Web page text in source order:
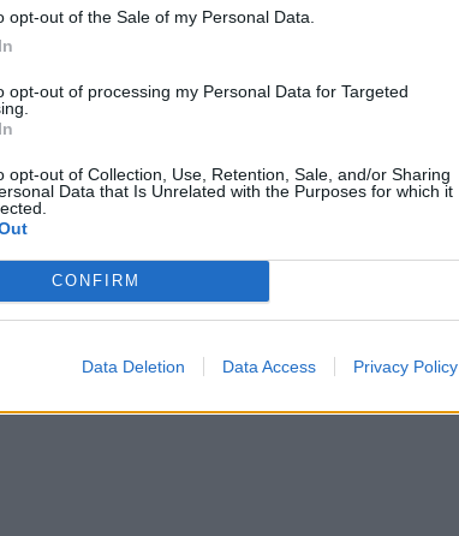
opt-out of the Sale of my Personal Data.
opt-out of processing my Personal Data for Targeted
opt-out of Collection, Use, Retention, Sale, and/or Sharing
Data that Is Unrelated with the Purposes for which it
CONFIRM
Data Deletion Data Access Privacy Policy
a non averla ancora conquistata). Al